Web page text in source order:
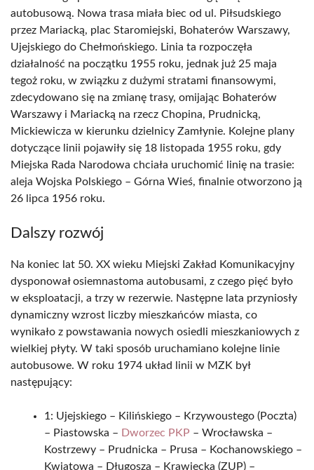
autobusową. Nowa trasa miała biec od ul. Piłsudskiego
przez Mariacką, plac Staromiejski, Bohaterów Warszawy,
Ujejskiego do Chełmońskiego. Linia ta rozpoczęła
działalność na początku 1955 roku, jednak już 25 maja
tegoż roku, w związku z dużymi stratami finansowymi,
zdecydowano się na zmianę trasy, omijając Bohaterów
Warszawy i Mariacką na rzecz Chopina, Prudnicką,
Mickiewicza w kierunku dzielnicy Zamłynie. Kolejne plany
dotyczące linii pojawiły się 18 listopada 1955 roku, gdy
Miejska Rada Narodowa chciała uruchomić linię na trasie:
aleja Wojska Polskiego – Górna Wieś, finalnie otworzono ją
26 lipca 1956 roku.
Dalszy rozwój
Na koniec lat 50. XX wieku Miejski Zakład Komunikacyjny
dysponował osiemnastoma autobusami, z czego pięć było
w eksploatacji, a trzy w rezerwie. Następne lata przyniosły
dynamiczny wzrost liczby mieszkańców miasta, co
wynikało z powstawania nowych osiedli mieszkaniowych z
wielkiej płyty. W taki sposób uruchamiano kolejne linie
autobusowe. W roku 1974 układ linii w MZK był
następujący:
1: Ujejskiego – Kilińskiego – Krzywoustego (Poczta)
– Piastowska – Dworzec PKP – Wrocławska –
Kostrzewy – Prudnicka – Prusa – Kochanowskiego –
Kwiatowa – Długosza – Krawiecka (ZUP) –